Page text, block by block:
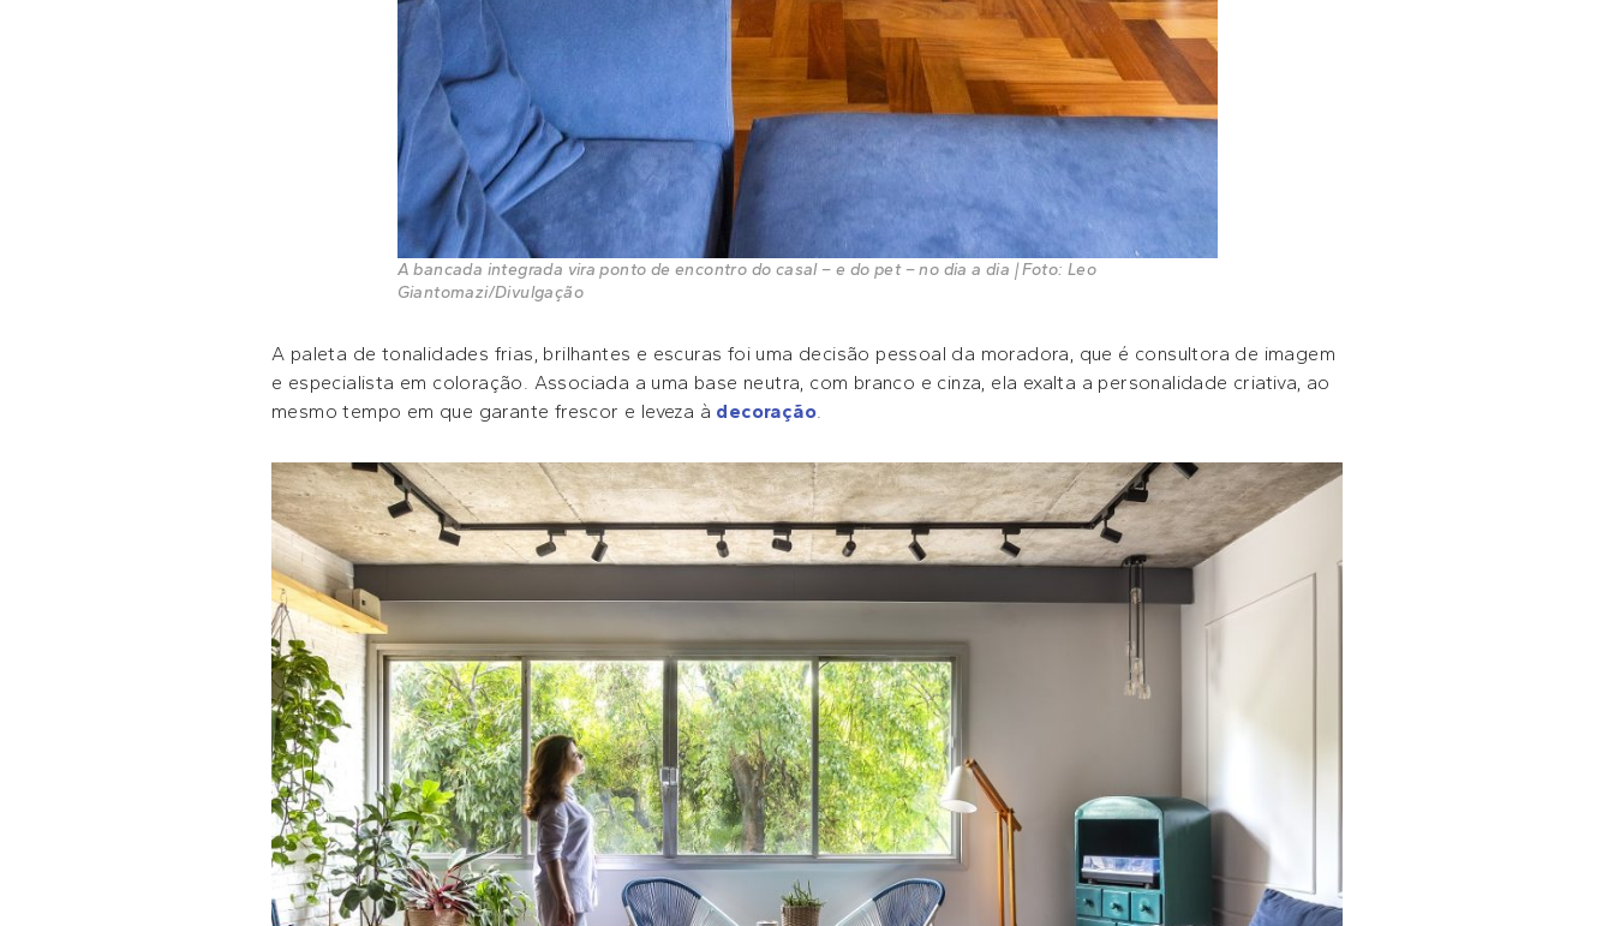
A bancada integrada vira ponto de encontro do casal – e do pet – no dia a dia | Foto: Leo
Giantomazi/Divulgação
A paleta de tonalidades frias, brilhantes e escuras foi uma decisão pessoal da moradora, que é consultora de imagem
e especialista em coloração. Associada a uma base neutra, com branco e cinza, ela exalta a personalidade criativa, ao
mesmo tempo em que garante frescor e leveza à decoração.